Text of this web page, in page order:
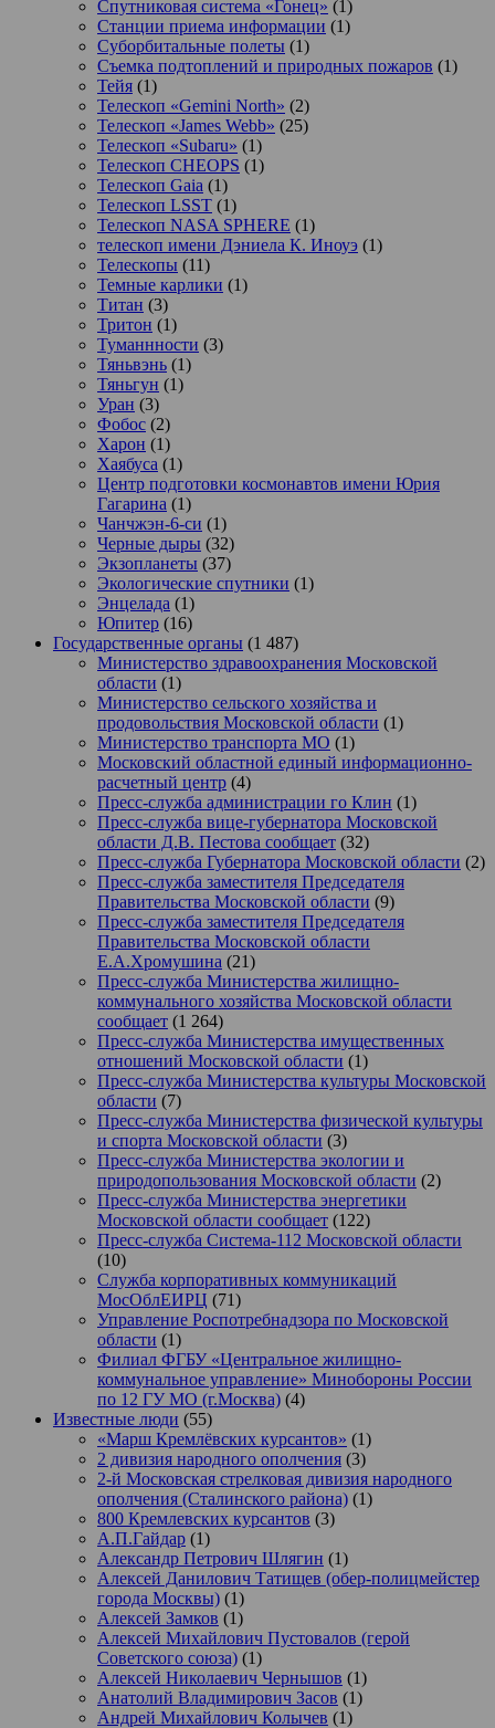
Спутниковая система «Гонец» (1)
Станции приема информации (1)
Суборбитальные полеты (1)
Съемка подтоплений и природных пожаров (1)
Тейя (1)
Телескоп «Gemini North» (2)
Телескоп «James Webb» (25)
Телескоп «Subaru» (1)
Телескоп CHEOPS (1)
Телескоп Gaia (1)
Телескоп LSST (1)
Телескоп NASA SPHERE (1)
телескоп имени Дэниела К. Иноуэ (1)
Телескопы (11)
Темные карлики (1)
Титан (3)
Тритон (1)
Туманнности (3)
Тяньвэнь (1)
Тяньгун (1)
Уран (3)
Фобос (2)
Харон (1)
Хаябуса (1)
Центр подготовки космонавтов имени Юрия
Гагарина (1)
Чанчжэн-6-си (1)
Черные дыры (32)
Экзопланеты (37)
Экологические спутники (1)
Энцелада (1)
Юпитер (16)
Государственные органы (1 487)
Министерство здравоохранения Московской
области (1)
Министерство сельского хозяйства и
продовольствия Московской области (1)
Министерство транспорта МО (1)
Московский областной единый информационно-
расчетный центр (4)
Пресс-служба администрации го Клин (1)
Пресс-служба вице-губернатора Московской
области Д.В. Пестова сообщает (32)
Пресс-служба Губернатора Московской области (2)
Пресс-служба заместителя Председателя
Правительства Московской области (9)
Пресс-служба заместителя Председателя
Правительства Московской области
Е.А.Хромушина (21)
Пресс-служба Министерства жилищно-
коммунального хозяйства Московской области
сообщает (1 264)
Пресс-служба Министерства имущественных
отношений Московской области (1)
Пресс-служба Министерства культуры Московской
области (7)
Пресс-служба Министерства физической культуры
и спорта Московской области (3)
Пресс-служба Министерства экологии и
природопользования Московской области (2)
Пресс-служба Министерства энергетики
Московской области сообщает (122)
Пресс-служба Система-112 Московской области
(10)
Служба корпоративных коммуникаций
МосОблЕИРЦ (71)
Управление Роспотребнадзора по Московской
области (1)
Филиал ФГБУ «Центральное жилищно-
коммунальное управление» Минобороны России
по 12 ГУ МО (г.Москва) (4)
Известные люди (55)
«Марш Кремлёвских курсантов» (1)
2 дивизия народного ополчения (3)
2-й Московская стрелковая дивизия народного
ополчения (Сталинского района) (1)
800 Кремлевских курсантов (3)
А.П.Гайдар (1)
Александр Петрович Шлягин (1)
Алексей Данилович Татищев (обер-полицмейстер
города Москвы) (1)
Алексей Замков (1)
Алексей Михайлович Пустовалов (герой
Советского союза) (1)
Алексей Николаевич Чернышов (1)
Анатолий Владимирович Засов (1)
Андрей Михайлович Колычев (1)